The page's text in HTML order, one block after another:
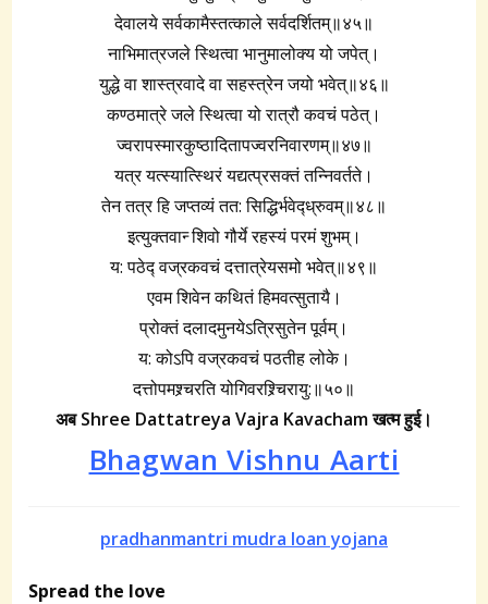
देवालये सर्वकामैस्तत्काले सर्वदर्शितम्॥४५॥
नाभिमात्रजले स्थित्वा भानुमालोक्य यो जपेत्।
युद्धे वा शास्त्रवादे वा सहस्त्रेन जयो भवेत्॥४६॥
कण्ठमात्रे जले स्थित्वा यो रात्रौ कवचं पठेत्।
ज्वरापस्मारकुष्ठादितापज्वरनिवारणम्॥४७॥
यत्र यत्स्यात्स्थिरं यद्यत्प्रसक्तं तन्निवर्तते।
तेन तत्र हि जप्तव्यं तत: सिद्धिर्भवेद्‍ध्रुवम्॥४८॥
इत्युक्तवान्‍ शिवो गौर्ये रहस्यं परमं शुभम्।
य: पठेद्‍ वज्रकवचं दत्तात्रेयसमो भवेत्॥४९॥
एवम शिवेन कथितं हिमवत्सुतायै।
प्रोक्तं दलादमुनयेऽत्रिसुतेन पूर्वम्।
य: कोऽपि वज्रकवचं पठतीह लोके।
दत्तोपमश्र्चरति योगिवरश्र्चिरायु:॥५०॥
अब Shree Dattatreya Vajra Kavachamखत्म हुई।
Bhagwan Vishnu Aarti
pradhanmantri mudra loan yojana
Spread the love